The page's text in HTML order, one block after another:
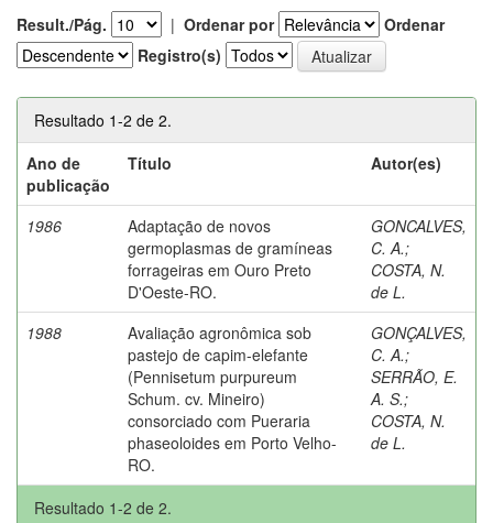
Result./Pág. | Ordenar por
Ordenar
Registro(s)
Resultado 1-2 de 2.
Ano de
publicação
Título Autor(es)
1986
Adaptação de novos
germoplasmas de gramíneas
forrageiras em Ouro Preto
D'Oeste-RO.
GONCALVES,
C. A.;
COSTA, N.
de L.
1988
Avaliação agronômica sob
pastejo de capim-elefante
(Pennisetum purpureum
Schum. cv. Mineiro)
consorciado com Pueraria
phaseoloides em Porto Velho-
RO.
GONÇALVES,
C. A.;
SERRÃO, E.
A. S.;
COSTA, N.
de L.
Resultado 1-2 de 2.